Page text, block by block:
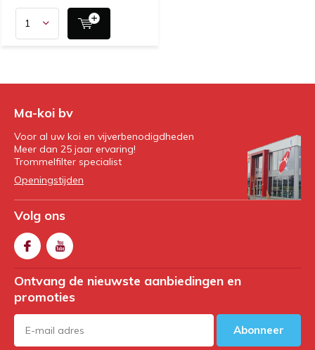
Ma-koi bv
Voor al uw koi en vijverbenodigdheden
Meer dan 25 jaar ervaring!
Trommelfilter specialist
Openingstijden
Volg ons
Ontvang de nieuwste aanbiedingen en
promoties
Abonneer